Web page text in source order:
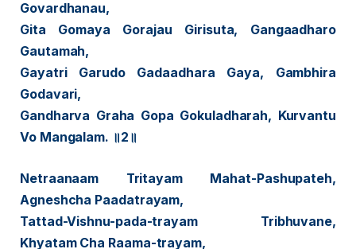
Govardhanau,
Gita Gomaya Gorajau Girisuta, Gangaadharo
Gautamah,
Gayatri Garudo Gadaadhara Gaya, Gambhira
Godavari,
Gandharva Graha Gopa Gokuladharah, Kurvantu
Vo Mangalam. ॥2॥
Netraanaam Tritayam Mahat-Pashupateh,
Agneshcha Paadatrayam,
Tattad-Vishnu-pada-trayam Tribhuvane,
Khyatam Cha Raama-trayam,